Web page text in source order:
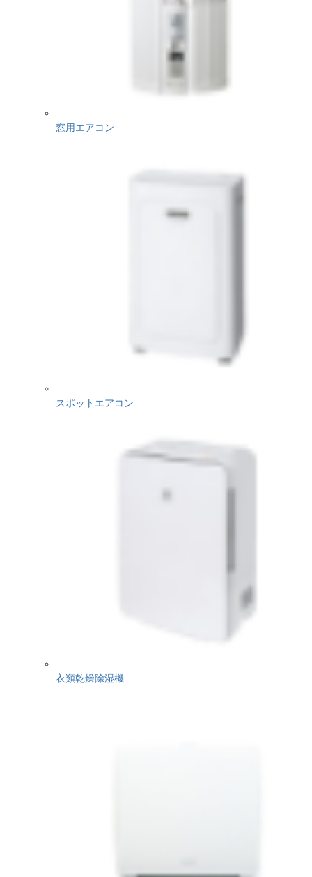
窓用エアコン
スポットエアコン
衣類乾燥除湿機